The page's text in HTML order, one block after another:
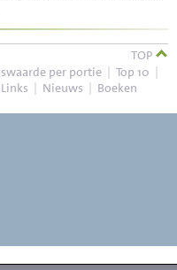
TOP
per portie | Top 10 |
Links | Nieuws | Boeken